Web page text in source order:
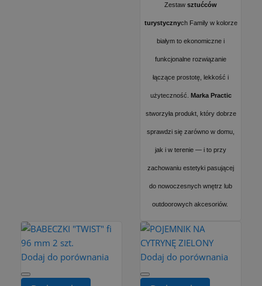
Zestaw sztućców
turystycznych Family w kolorze
białym to ekonomiczne i
funkcjonalne rozwiązanie
łączące prostotę, lekkość i
użyteczność. Marka Practic
stworzyła produkt, który dobrze
sprawdzi się zarówno w domu,
jak i w terenie — i to przy
zachowaniu estetyki pasującej
do nowoczesnych wnętrz lub
outdoorowych akcesoriów.
Dodaj do porównania Dodaj do porównania